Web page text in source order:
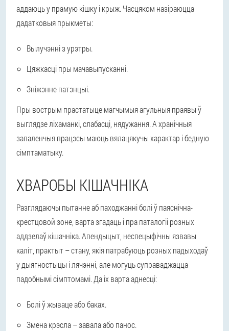
аддаюць у прамую кішку і крыж. Часцяком назіраюцца
дадатковыя прыкметы:
Вылучэнні з урэтры.
Цяжкасці пры мачавыпусканні.
Зніжэнне патэнцыі.
Пры вострым прастатыце магчымыя агульныя праявы ў
выглядзе ліхаманкі, слабасці, нядужання. А хранічныя
запаленчыя працэсы маюць вялацякучы характар і бедную
сімптаматыку.
ХВАРОБЫ КІШАЧНІКА
Разглядаючы пытанне аб паходжанні болі ў паяснічна-
крестцовой зоне, варта згадаць і пра паталогіі розных
аддзелаў кішачніка. Апендыцыт, неспецыфічны язвавы
каліт, практыт – стану, якія патрабуюць розных падыходаў
у дыягностыцы і лячэнні, але могуць суправаджацца
падобнымі сімптомамі. Да іх варта аднесці:
Болі ў жываце або баках.
Змена крэсла – завала або панос.